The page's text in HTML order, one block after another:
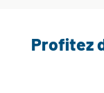
Profitez